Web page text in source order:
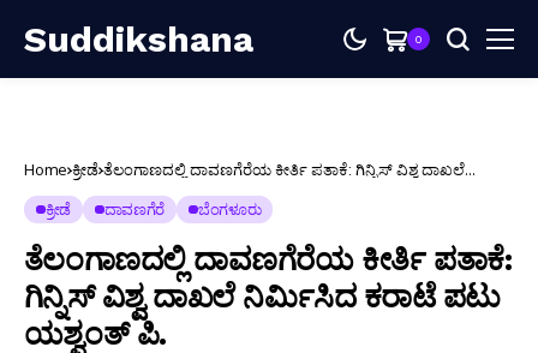
Suddikshana 0
Home ಕ್ರೀಡೆ ತೆಲಂಗಾಣದಲ್ಲಿ ದಾವಣಗೆರೆಯ ಕೀರ್ತಿ ಪತಾಕೆ: ಗಿನ್ನಿಸ್ ವಿಶ್ವ ದಾಖಲೆ
ಕ್ರೀಡೆ ದಾವಣಗೆರೆ ಬೆಂಗಳೂರು
ತೆಲಂಗಾಣದಲ್ಲಿ ದಾವಣಗೆರೆಯ ಕೀರ್ತಿ ಪತಾಕೆ:
ಗಿನ್ನಿಸ್ ವಿಶ್ವ ದಾಖಲೆ ನಿರ್ಮಿಸಿದ ಕರಾಟೆ ಪಟು
ಯಶ್ವಂತ್ ಪಿ.